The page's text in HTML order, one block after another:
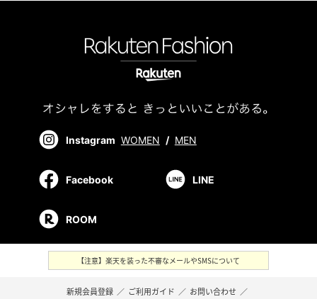
Instagram WOMEN / MEN
Facebook LINE
ROOM
【注意】楽天を装った不審なメールやSMSについて
新規会員登録 ／ ご利用ガイド ／ お問い合わせ ／